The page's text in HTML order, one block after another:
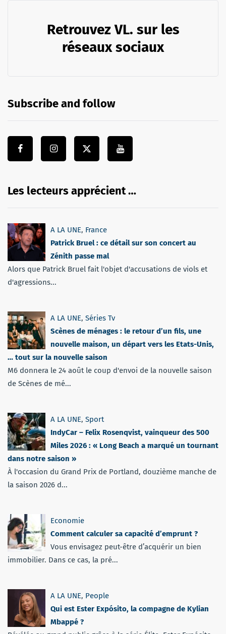
Retrouvez VL. sur les
réseaux sociaux
Subscribe and follow
Les lecteurs apprécient …
A LA UNE, France
Patrick Bruel : ce détail sur son concert au
Zénith passe mal
Alors que Patrick Bruel fait l'objet d'accusations de viols et
d'agressions...
A LA UNE, Séries Tv
Scènes de ménages : le retour d’un fils, une
nouvelle maison, un départ vers les Etats-Unis,
… tout sur la nouvelle saison
M6 donnera le 24 août le coup d'envoi de la nouvelle saison
de Scènes de mé...
A LA UNE, Sport
IndyCar – Felix Rosenqvist, vainqueur des 500
Miles 2026 : « Long Beach a marqué un tournant
dans notre saison »
À l'occasion du Grand Prix de Portland, douzième manche de
la saison 2026 d...
Economie
Comment calculer sa capacité d’emprunt ?
Vous envisagez peut-être d’acquérir un bien
immobilier. Dans ce cas, la pré...
A LA UNE, People
Qui est Ester Expósito, la compagne de Kylian
Mbappé ?